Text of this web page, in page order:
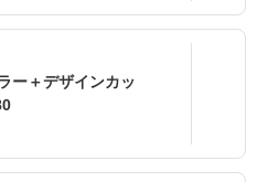
ー＋デザインカッ